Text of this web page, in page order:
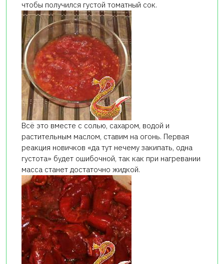
чтобы получился густой томатный сок.
Всё это вместе с солью, сахаром, водой и
растительным маслом, ставим на огонь. Первая
реакция новичков «да тут нечему закипать, одна
густота» будет ошибочной, так как при нагревании
масса станет достаточно жидкой.